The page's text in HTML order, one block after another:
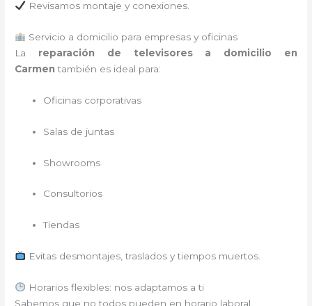
Revisamos montaje y conexiones.
Servicio a domicilio para empresas y oficinas
La reparación de televisores a domicilio en
Carmen también es ideal para:
Oficinas corporativas
Salas de juntas
Showrooms
Consultorios
Tiendas
Evitas desmontajes, traslados y tiempos muertos.
Horarios flexibles: nos adaptamos a ti
Sabemos que no todos pueden en horario laboral.